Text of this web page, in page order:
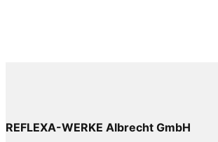
REFLEXA-WERKE Albrecht GmbH